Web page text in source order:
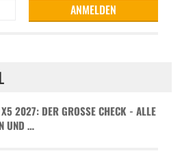
2027: DER GROSSE CHECK - ALLE D
…